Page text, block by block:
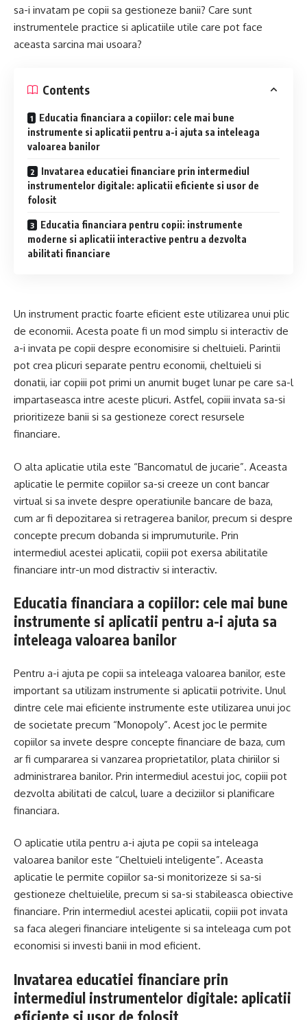
sa-i invatam pe copii sa gestioneze banii? Care sunt
instrumentele practice si aplicatiile utile care pot face
aceasta sarcina mai usoara?
Contents
Educatia financiara a copiilor: cele mai bune
instrumente si aplicatii pentru a-i ajuta sa inteleaga
valoarea banilor
Invatarea educatiei financiare prin intermediul
instrumentelor digitale: aplicatii eficiente si usor de
folosit
Educatia financiara pentru copii: instrumente
moderne si aplicatii interactive pentru a dezvolta
abilitati financiare
Un instrument practic foarte eficient este utilizarea unui plic
de economii. Acesta poate fi un mod simplu si interactiv de
a-i invata pe copii despre economisire si cheltuieli. Parintii
pot crea plicuri separate pentru economii, cheltuieli si
donatii, iar copiii pot primi un anumit buget lunar pe care sa-l
impartaseasca intre aceste plicuri. Astfel, copiii invata sa-si
prioritizeze banii si sa gestioneze corect resursele
financiare.
O alta aplicatie utila este “Bancomatul de jucarie”. Aceasta
aplicatie le permite copiilor sa-si creeze un cont bancar
virtual si sa invete despre operatiunile bancare de baza,
cum ar fi depozitarea si retragerea banilor, precum si despre
concepte precum dobanda si imprumuturile. Prin
intermediul acestei aplicatii, copiii pot exersa abilitatile
financiare intr-un mod distractiv si interactiv.
Educatia financiara a copiilor: cele mai bune
instrumente si aplicatii pentru a-i ajuta sa
inteleaga valoarea banilor
Pentru a-i ajuta pe copii sa inteleaga valoarea banilor, este
important sa utilizam instrumente si aplicatii potrivite. Unul
dintre cele mai eficiente instrumente este utilizarea unui joc
de societate precum “Monopoly”. Acest joc le permite
copiilor sa invete despre concepte financiare de baza, cum
ar fi cumpararea si vanzarea proprietatilor, plata chiriilor si
administrarea banilor. Prin intermediul acestui joc, copiii pot
dezvolta abilitati de calcul, luare a deciziilor si planificare
financiara.
O aplicatie utila pentru a-i ajuta pe copii sa inteleaga
valoarea banilor este “Cheltuieli inteligente”. Aceasta
aplicatie le permite copiilor sa-si monitorizeze si sa-si
gestioneze cheltuielile, precum si sa-si stabileasca obiective
financiare. Prin intermediul acestei aplicatii, copiii pot invata
sa faca alegeri financiare inteligente si sa inteleaga cum pot
economisi si investi banii in mod eficient.
Invatarea educatiei financiare prin
intermediul instrumentelor digitale: aplicatii
eficiente si usor de folosit